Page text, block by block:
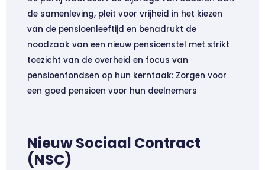
de samenleving, pleit voor vrijheid in het kiezen
van de pensioenleeftijd en benadrukt de
noodzaak van een nieuw pensioenstel met strikt
toezicht van de overheid en focus van
pensioenfondsen op hun kerntaak: Zorgen voor
een goed pensioen voor hun deelnemers
Nieuw Sociaal Contract
(NSC)